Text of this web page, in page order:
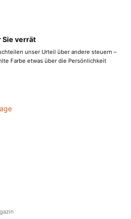
Sie verrät
unser Urteil über andere steuern –
Farbe etwas über die Persönlichkeit